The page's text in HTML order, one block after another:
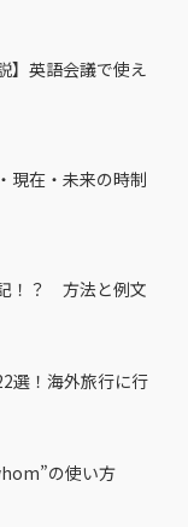
】英語会議で使え
現在・未来の時制
！？ 方法と例文
選！海外旅行に行
の使い方